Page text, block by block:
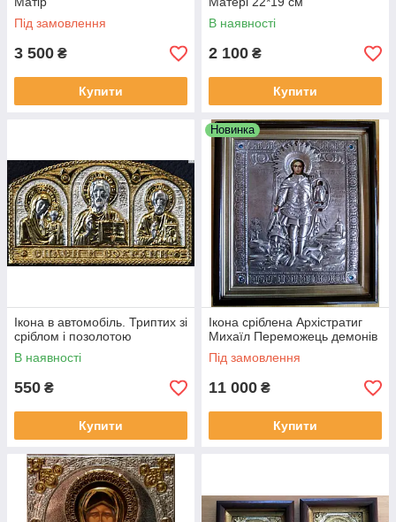
Під замовлення
3 500 ₴
Купити
В наявності
2 100 ₴
Купити
Ікона в автомобіль. Триптих зі
сріблом і позолотою
В наявності
550 ₴
Купити
Новинка
Ікона сріблена Архістратиг
Михаїл Переможець демонів
Під замовлення
11 000 ₴
Купити